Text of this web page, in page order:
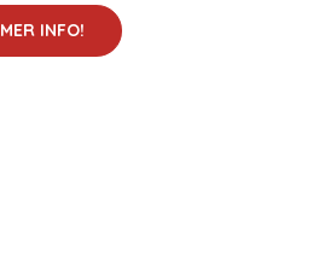
MER INFO!